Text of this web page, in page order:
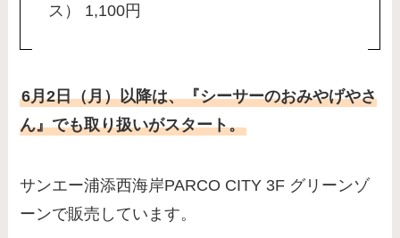
ス） 1,100円
6月2日（月）以降は、『シーサーのおみやげやさ
ん』でも取り扱いがスタート。
サンエー浦添西海岸PARCO CITY 3F グリーンゾ
ーンで販売しています。